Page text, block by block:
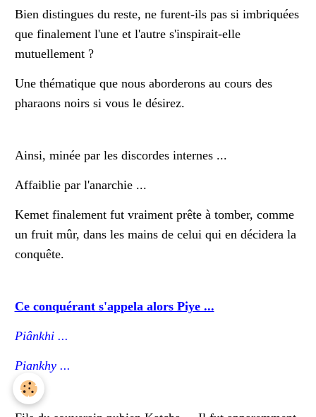
Bien distingues du reste, ne furent-ils pas si imbriquées
que finalement l'une et l'autre s'inspirait-elle
mutuellement ?
Une thématique que nous aborderons au cours des
pharaons noirs si vous le désirez.
Ainsi, minée par les discordes internes ...
Affaiblie par l'anarchie ...
Kemet finalement fut vraiment prête à tomber, comme
un fruit mûr, dans les mains de celui qui en décidera la
conquête.
Ce conquérant s'appela alors Piye ...
Piânkhi ...
Piankhy ...